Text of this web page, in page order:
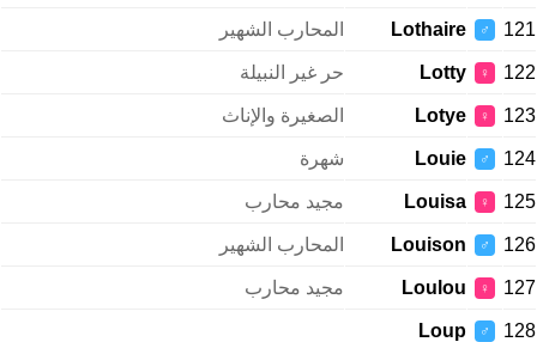
121
♂
Lothaire المحارب الشهير
122
♀
Lotty حر غير النبيلة
123
♀
Lotye الصغيرة والإناث
124
♂
Louie شهرة
125
♀
Louisa مجيد محارب
126
♂
Louison المحارب الشهير
127
♀
Loulou مجيد محارب
128
♂
Loup